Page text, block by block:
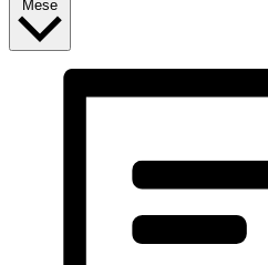
Mese